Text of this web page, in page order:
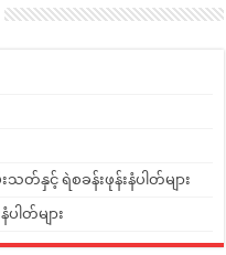
တ်နှင့် ရဲစခန်းဖုန်းနံပါတ်များ
တ်များ